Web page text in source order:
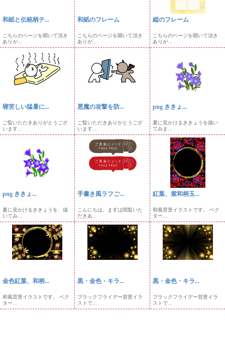
和紙と伝統柄テ...
こちらのページを開いて頂き
ありが...
和紙のフレーム
こちらのページを開いて頂き
ありが...
縦のフレーム
こちらのページを開いて頂き
ありが...
寝苦しい猛暑に...
ご覧いただきありがとうござ
います...
悪魔の攻撃を防...
ご覧いただきありがとうござ
います...
png ききょ...
夏に見かけるききょうを描い
てみま...
png ききょ...
夏に見かけるききょうを、描
いてみ...
手書き風ラフご...
こんにちは。まずは閲覧いた
だきあ...
紅葉、紫和柄玉...
和風背景イラストです。 ベク
ター...
金色紅葉、和柄...
和風背景イラストです。 ベク
ター...
黒・金色・キラ...
ブラックフライデー背景イラ
ストで...
黒・金色・キラ...
ブラックフライデー背景イラ
ストで...